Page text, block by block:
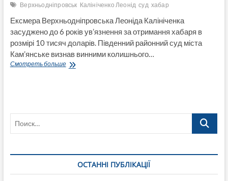
Верхньодніпровськ Калініченко Леонід суд хабар
Ексмера Верхньодніпровська Леоніда Калініченка
засуджено до 6 років ув’язнення за отримання хабаря в
розмірі 10 тисяч доларів. Південний районний суд міста
Кам’янське визнав винними колишнього…
Смотреть большеЕксмера
за
тисяч
доларів
хабаря
Поиск…
ОСТАННІ ПУБЛІКАЦІЇ